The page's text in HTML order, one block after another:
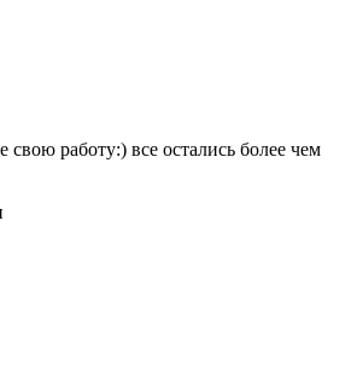
работу:) все остались более чем